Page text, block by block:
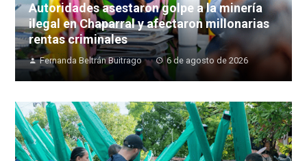
Autoridades asestaron golpe a la minería
ilegal en Chaparral y afectaron millonarias
rentas criminales
Fernanda Beltrán Buitrago 6 de agosto de 2026